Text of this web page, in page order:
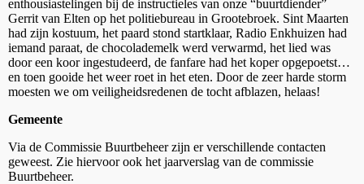
enthousiastelingen bij de instructieles van onze “buurtdiender”
Gerrit van Elten op het politiebureau in Grootebroek. Sint Maarten
had zijn kostuum, het paard stond startklaar, Radio Enkhuizen had
iemand paraat, de chocolademelk werd verwarmd, het lied was
door een koor ingestudeerd, de fanfare had het koper opgepoetst…
en toen gooide het weer roet in het eten. Door de zeer harde storm
moesten we om veiligheidsredenen de tocht afblazen, helaas!
Gemeente
Via de Commissie Buurtbeheer zijn er verschillende contacten
geweest. Zie hiervoor ook het jaarverslag van de commissie
Buurtbeheer.